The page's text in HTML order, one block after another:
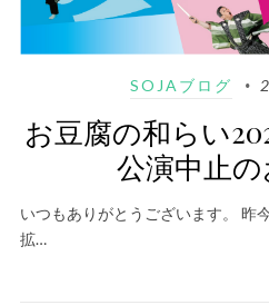
SOJAブログ
お豆腐の和らい
公演中止
いつもありがとうございます。 昨
拡…